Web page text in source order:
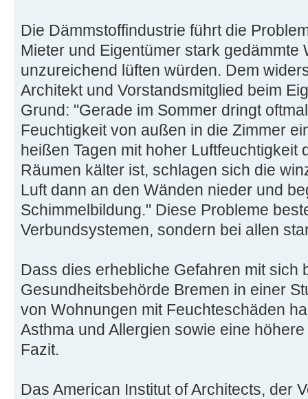
Die Dämmstoffindustrie führt die
Mieter und Eigentümer stark
unzureichend lüften würden. Dem
Architekt und Vorstandsmitglied beim
Grund: "Gerade im Sommer dringt
Feuchtigkeit von außen in die Zimmer
heißen Tagen mit hoher Luftfeuchtigkeit
Räumen kälter ist, schlagen sich die
Luft dann an den Wänden nieder und
Schimmelbildung." Diese Probleme
Verbundsystemen, sondern bei allen
Dass dies erhebliche Gefahren mit sich
Gesundheitsbehörde Bremen in einer
von Wohnungen mit Feuchteschäden
Asthma und Allergien sowie eine
Fazit.
Das American Institut of Architects, der